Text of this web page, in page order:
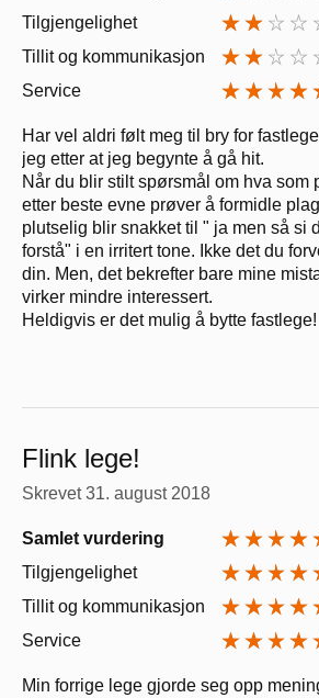
Tilgjengelighet
Tillit og kommunikasjon
Service
Har vel aldri følt meg til bry for
jeg etter at jeg begynte å gå hit.
Når du blir stilt spørsmål om hva som
etter beste evne prøver å formidle
plutselig blir snakket til " ja men så si
forstå" i en irritert tone. Ikke det du
din. Men, det bekrefter bare mine
virker mindre interessert.
Heldigvis er det mulig å bytte fastlege!
Flink lege!
Skrevet31. august 2018
Samlet vurdering
Tilgjengelighet
Tillit og kommunikasjon
Service
Min forrige lege gjorde seg opp